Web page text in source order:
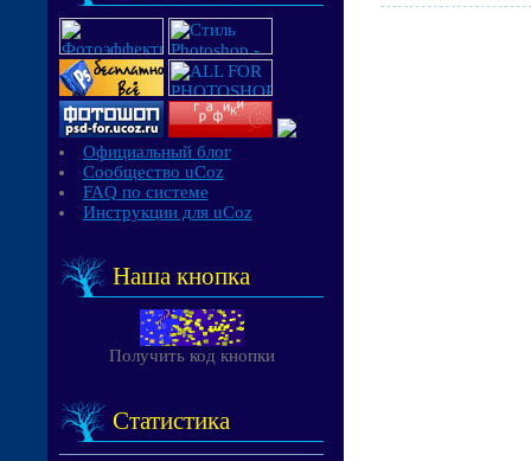
Официальный блог
Сообщество uCoz
FAQ по системе
Инструкции для uCoz
Наша кнопка
Получить код кнопки
Статистика